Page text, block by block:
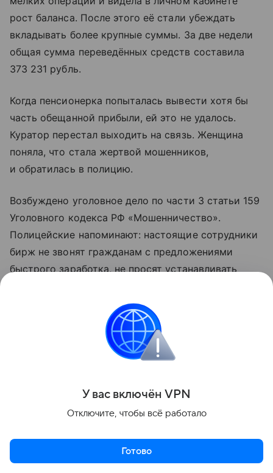
рост баланса. После этого её стали убеждать
вкладывать более крупные суммы. За две недели
общая сумма переведённых средств составила
373 231 рубль.
Когда пенсионерка попыталась вывести хотя бы
часть обещанной прибыли, ей это не удалось.
Куратор перестал выходить на связь. Женщина
поняла, что стала жертвой мошенников,
и обратилась в полицию.
Возбуждено уголовное дело по части 3 статьи 159
Уголовного кодекса РФ «Мошенничество».
Полицейские напоминают: настоящие сотрудники
бирж не звонят гражданам с предложениями
быстрого заработка, не просят устанавливать
переводить деньги на неизвестные счета.
Стали свидетелем интересного события?
Сообщите нам об этом: Почта:
red.habkp@phkp.ru
Поделиться
Актуальное Топ дня Видео
У вас включён VPN
Отключите, чтобы всё работало
Готово